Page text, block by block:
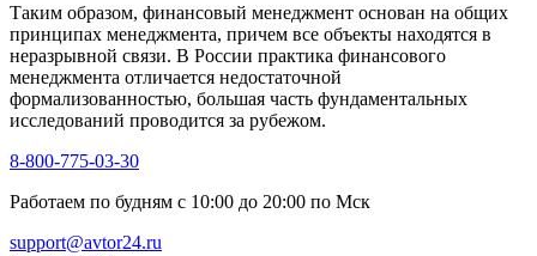
Таким образом, финансовый менеджмент основан на общих
принципах менеджмента, причем все объекты находятся в
неразрывной связи. В России практика финансового
менеджмента отличается недостаточной
формализованностью, большая часть фундаментальных
исследований проводится за рубежом.
8-800-775-03-30
Работаем по будням с 10:00 до 20:00 по Мск
support@avtor24.ru